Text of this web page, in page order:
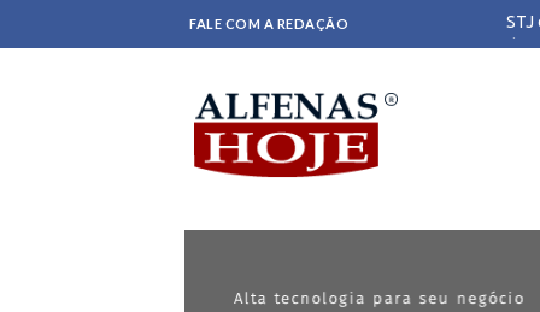
FALE COM A REDAÇÃO
STJ